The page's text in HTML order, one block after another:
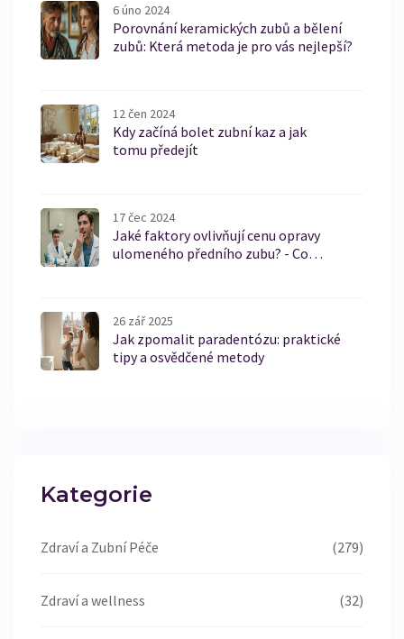
6 úno 2024
Porovnání keramických zubů a bělení
zubů: Která metoda je pro vás nejlepší?
12 čen 2024
Kdy začíná bolet zubní kaz a jak
tomu předejít
17 čec 2024
Jaké faktory ovlivňují cenu opravy
ulomeného předního zubu? - Co
26 zář 2025
Jak zpomalit paradentózu: praktické
tipy a osvědčené metody
Kategorie
Zdraví a Zubní Péče (279)
Zdraví a wellness (32)